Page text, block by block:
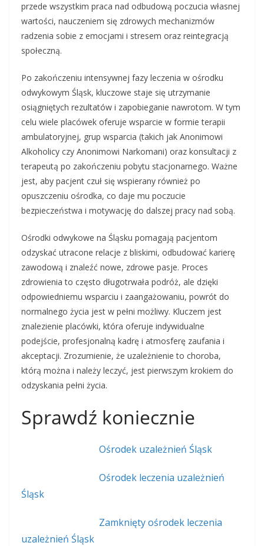
przede wszystkim praca nad odbudową poczucia własnej
wartości, nauczeniem się zdrowych mechanizmów
radzenia sobie z emocjami i stresem oraz reintegracją
społeczną.
Po zakończeniu intensywnej fazy leczenia w ośrodku
odwykowym Śląsk, kluczowe staje się utrzymanie
osiągniętych rezultatów i zapobieganie nawrotom. W tym
celu wiele placówek oferuje wsparcie w formie terapii
ambulatoryjnej, grup wsparcia (takich jak Anonimowi
Alkoholicy czy Anonimowi Narkomani) oraz konsultacji z
terapeutą po zakończeniu pobytu stacjonarnego. Ważne
jest, aby pacjent czuł się wspierany również po
opuszczeniu ośrodka, co daje mu poczucie
bezpieczeństwa i motywację do dalszej pracy nad sobą.
Ośrodki odwykowe na Śląsku pomagają pacjentom
odzyskać utracone relacje z bliskimi, odbudować karierę
zawodową i znaleźć nowe, zdrowe pasje. Proces
zdrowienia to często długotrwała podróż, ale dzięki
odpowiedniemu wsparciu i zaangażowaniu, powrót do
normalnego życia jest w pełni możliwy. Kluczem jest
znalezienie placówki, która oferuje indywidualne
podejście, profesjonalną kadrę i atmosferę zaufania i
akceptacji. Zrozumienie, że uzależnienie to choroba,
którą można i należy leczyć, jest pierwszym krokiem do
odzyskania pełni życia.
Sprawdź koniecznie
Ośrodek uzależnień Śląsk
Ośrodek leczenia uzależnień
Śląsk
Zamknięty ośrodek leczenia
uzależnień Śląsk